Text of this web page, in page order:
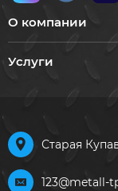
О компании
Услуги
Старая
123@metall-